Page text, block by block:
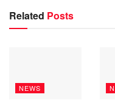
Related Posts
NEWS